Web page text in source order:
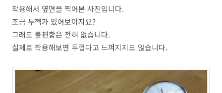
착용해서 옆면을 찍어본 사진입니다.
조금 두껙가 있어보이지요?
그래도 불편함은 전혀 없습니다.
실제로 착용해보면 두껍다고 느껴지지도 않습니다.